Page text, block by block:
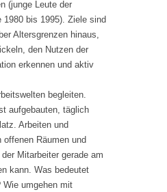
(junge Leute der
1980 bis 1995). Ziele sind
Altersgrenzen hinaus,
den Nutzen der
erkennen und aktiv
begleiten.
aufgebauten, täglich
Arbeiten und
offenen Räumen und
Mitarbeiter gerade am
kann. Was bedeutet
Wie umgehen mit